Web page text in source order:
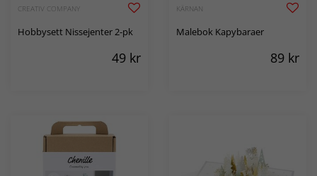
CREATIV COMPANY
Hobbysett Nissejenter 2-pk
49 kr
KÄRNAN
Malebok Kapybaraer
89 kr